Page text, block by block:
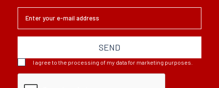
SEND
I agree to the processing of my data for marketing purposes.